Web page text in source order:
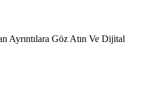
Ayrıntılara Göz Atın Ve Dijital